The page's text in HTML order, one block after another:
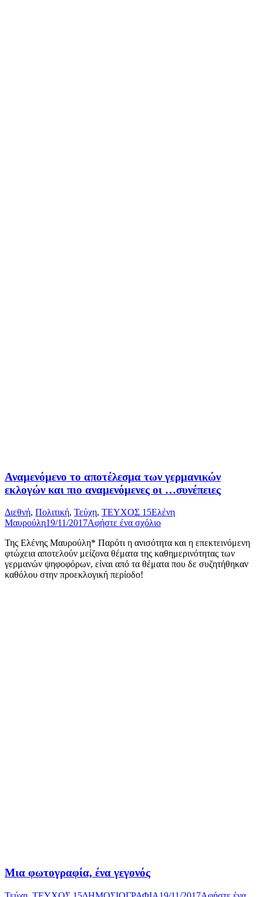
Αναμενόμενο το αποτέλεσμα των γερμανικών
εκλογών και πιο αναμενόμενες οι …συνέπειες
Διεθνή, Πολιτική, Τεύχη, ΤΕΥΧΟΣ 15Ελένη
Μαυρούλη19/11/2017Αφήστε ένα σχόλιο
Της Ελένης Μαυρούλη* Παρότι η ανισότητα και η επεκτεινόμενη
φτώχεια αποτελούν μείζονα θέματα της καθημερινότητας των
γερμανών ψηφοφόρων, είναι από τα θέματα που δε συζητήθηκαν
καθόλου στην προεκλογική περίοδο!
Μια φωτογραφία, ένα γεγονός